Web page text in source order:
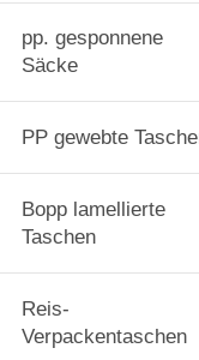
pp. gesponnene
Säcke
PP gewebte
Bopp lamellierte
Taschen
Reis-
Verpackentaschen